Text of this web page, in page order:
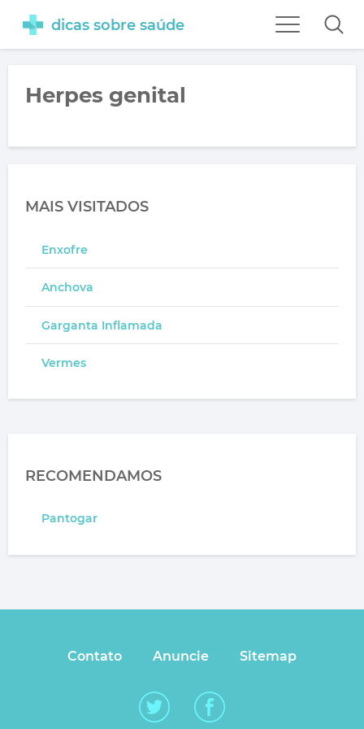
dicas sobre saúde
Herpes genital
MAIS VISITADOS
Enxofre
Anchova
Garganta Inflamada
Vermes
RECOMENDAMOS
Pantogar
Contato Anuncie Sitemap